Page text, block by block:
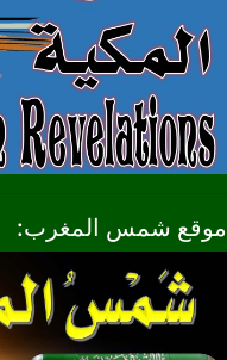
موقع شمس المغرب: